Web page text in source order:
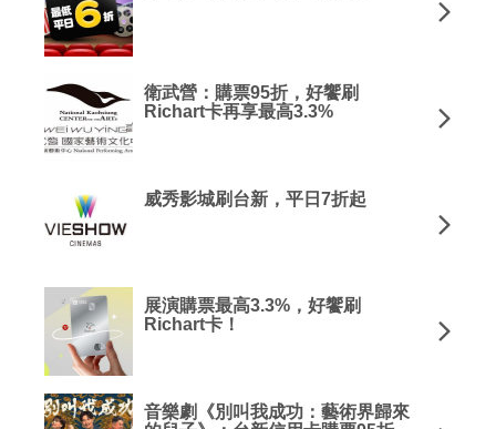
衛武營：購票95折，好饗刷
Richart卡再享最高3.3%
威秀影城刷台新，平日7折起
展演購票最高3.3%，好饗刷
Richart卡！
音樂劇《別叫我成功：藝術界歸來